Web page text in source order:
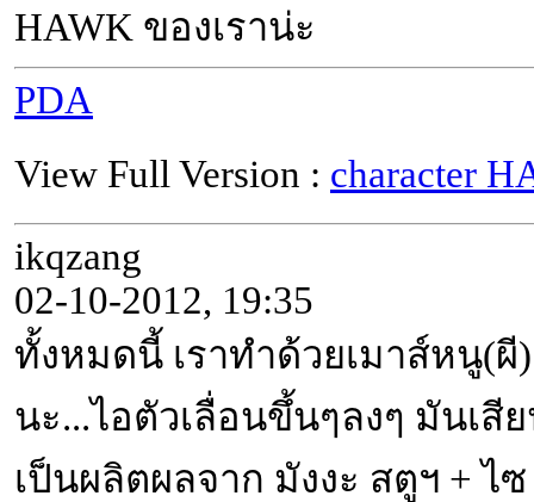
HAWK ของเราน่ะ
PDA
View Full Version : character
ikqzang
02-10-2012, 19:35
ทั้งหมดนี้ เราทำด้วยเมาส์หนู(ผี
นะ...ไอตัวเลื่อนขึ้นๆลงๆ มันเสี
เป็นผลิตผลจาก มังงะ สตูฯ + ไ